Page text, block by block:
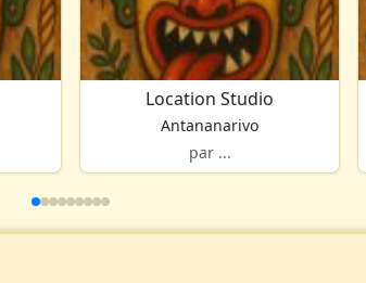
Location Studio
Antananarivo
par ...